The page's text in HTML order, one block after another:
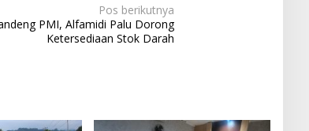
Pos berikutnya
PMI, Alfamidi Palu Dorong
Ketersediaan Stok Darah